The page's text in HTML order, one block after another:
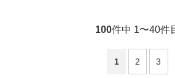
100件中 1〜40件
1 2 3